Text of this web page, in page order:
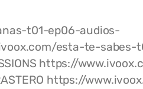
t01-ep06-audios-
esta-te-sabes-
https://
https://